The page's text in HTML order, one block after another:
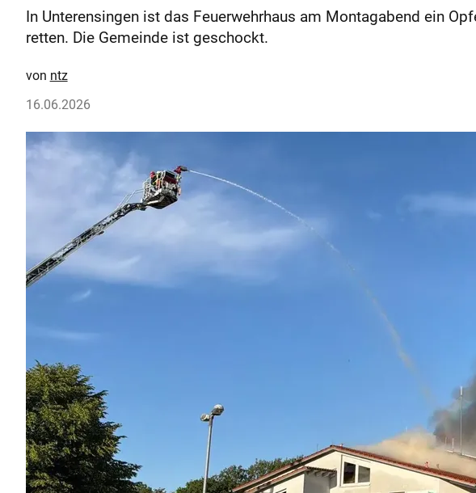
In Unterensingen ist das Feuerwehrhaus am Montagabend ein
retten. Die Gemeinde ist geschockt.
ntz
16.06.2026